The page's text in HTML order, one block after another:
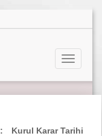
Kurul Karar Tarihi